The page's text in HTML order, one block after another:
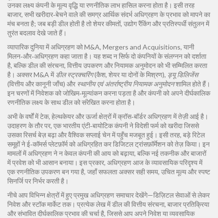
उनका लक्ष्य कंपनी के मूल्य वृद्धि या रणनीतिक लाभ हासिल करना होता है। इसी तरह
बाजार, सभी खरीदार‑बेचने वाले की समग्र आर्थिक संदर्भअधिग्रहण के प्रभाव को मापने का
मंच बनता है; जब बड़ी डील होती है तो शेयर कीमतों, उद्योग रैंकिंग और प्रतिस्पर्धी संतुलन में
तुरंत बदलाव देखे जाते हैं।
व्यापारिक दुनिया में अधिग्रहण कोM&A, Mergers and Acquisitions, यानी
मिलन‑और‑अधिग्रहणकहा जाता है। यह शब्द न सिर्फ दो कंपनियों के संलग्नन को दर्शाता
है, बल्कि डील की संरचना, वित्तीय उपकरण और नियामक अनुमोदन को भी सम्मिलित करता
है। अक्सर M&A मेंडील स्ट्रक्चरिंग(कैश, शेयर या दोनों के मिश्रण), ड्यू डिलिजेंस
(वित्तीय और कानूनी जाँच) और स्थानीय एवं अंतर्राष्ट्रीय नियामक अनुमोदनशामिल होते हैं।
इन चरणों में निवेशक को जोखिम‑मूल्यांकन करना पड़ता है और कंपनी को अपने दीर्घकालिक
रणनीतिक लक्ष्य के साथ डील को संरेखित करना होता है।
अभी के वर्षों में टेक, हेल्थकेयर और ऊर्जा क्षेत्रों में क्रॉस‑बॉर्डर अधिग्रहण में तेज़ी आई है।
उदाहरण के तौर पर, एक भारतीय एंटी‑बायोटिक कंपनी ने विदेशी फर्म को खरीदा जिससे
उसका रिसर्च बेज़ बढ़ा और वैश्विक सप्लाई चेन में पहुँच मजबूत हुई। इसी तरह, बड़े रिटेल
समूहों ने ई‑कॉमर्स प्लेटफ़ॉर्म को अधिग्रहित कर डिजिटल ट्रांसफ़ॉर्मेशन को तेज़ किया। इन
मामलों में अधिग्रहण ने न केवल कंपनी की आय को बढ़ाया, बल्कि नई तकनीक और बाजारों
में प्रवेश को भी आसान बनाया। इस प्रकार, अधिग्रहण आज के व्यावसायिक परिदृश्य में
एक रणनीतिक उपकरण बन गया है, जहाँ सफलता अक्सर सही समय, उचित मूल्य और स्पष्ट
सिनर्जि पर निर्भर करती है।
नीचे आप विभिन्न क्षेत्रों में हुए प्रमुख अधिग्रहण समाचार देखेंगे—डिज़िटल सेवाओं से लेकर
निवेश और स्टॉक मार्केट तक। प्रत्येक लेख में डील की वित्तीय संरचना, बाजार प्रतिक्रिया
और संभावित दीर्घकालिक प्रभाव की चर्चा है, जिससे आप अपने निवेश या व्यवसायिक